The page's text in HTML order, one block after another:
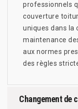
professionnels
couverture
uniques dans la
maintenance
aux normes
des règles
Changement de